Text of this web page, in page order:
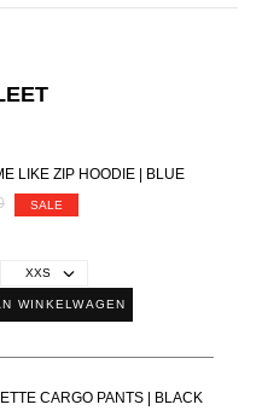
LIKE ZIP HOODIE | BLUE
SALE
WINKELWAGEN
CARGO PANTS | BLACK